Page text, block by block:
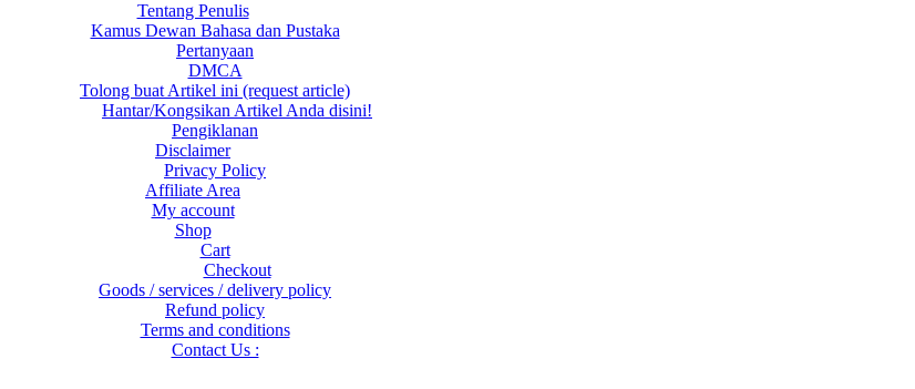
Tentang Penulis
Kamus Dewan Bahasa dan Pustaka
Pertanyaan
DMCA
Tolong buat Artikel ini (request article)
Hantar/Kongsikan Artikel Anda disini!
Pengiklanan
Disclaimer
Privacy Policy
Affiliate Area
My account
Shop
Cart
Checkout
Goods / services / delivery policy
Refund policy
Terms and conditions
Contact Us :